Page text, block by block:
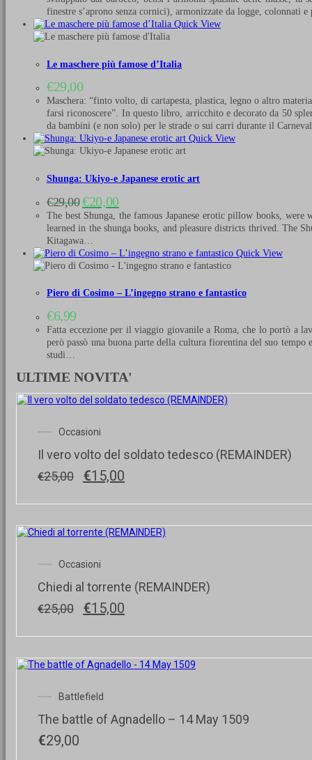
era:
€29,00.
è:
€20,00.
finestre s’aprono senza cornici), armonizzate da logge, colonnati
Quick View
Le maschere più famose d’Italia
€29,00
Maschera: “finto volto, di cartapesta, plastica, legno o altro
farsi riconoscere”. In questo libro, arricchito e decorato da 50
da bambini (e non solo) per le strade o sui carri durante il
Quick View
Shunga: Ukiyo-e Japanese erotic art
€29,00Il
prezzo
originale
era:
€29,00.
€20,00Il
prezzo
attuale
è:
The best Shunga, the famous Japanese erotic pillow books,
learned in the shunga books, and pleasure districts thrived. The
Kitagawa…
Quick View
Piero di Cosimo – L’ingegno strano e fantastico
€6,99
Fatta eccezione per il viaggio giovanile a Roma, che lo portò a
però passò una buona parte della cultura fiorentina del suo
studi…
ULTIME NOVITA'
Occasioni
Il vero volto del soldato tedesco (REMAINDER)
€25,00
Il
originale
€25,00.
€15,00
attuale
€15,00.
Occasioni
Chiedi al torrente (REMAINDER)
€25,00
Il
originale
€25,00.
€15,00
attuale
€15,00.
Battlefield
The battle of Agnadello – 14 May 1509
€29,00